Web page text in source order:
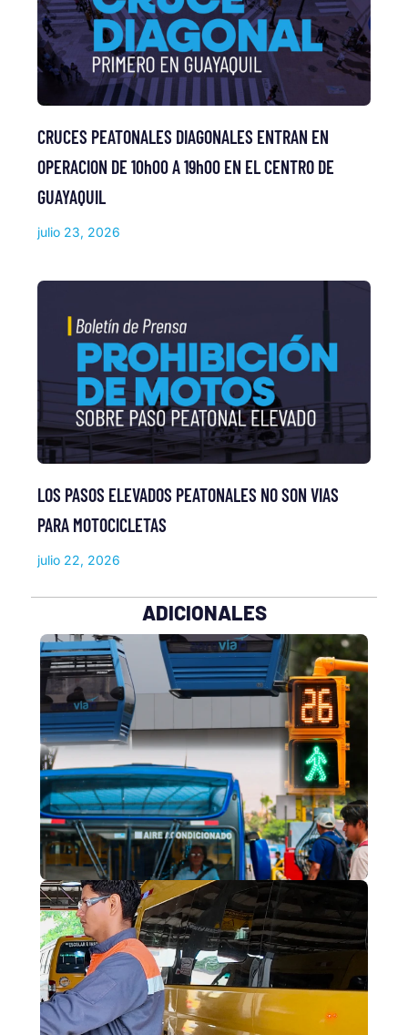
CRUCES PEATONALES DIAGONALES ENTRAN EN
OPERACION DE 10h00 A 19h00 EN EL CENTRO DE
GUAYAQUIL
julio 23, 2026
LOS PASOS ELEVADOS PEATONALES NO SON VIAS
PARA MOTOCICLETAS
julio 22, 2026
ADICIONALES